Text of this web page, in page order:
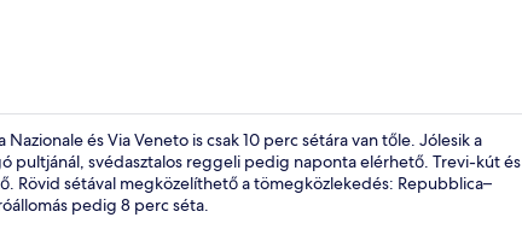
és Via Veneto is csak 10 perc sétára van tőle. Jólesik a
pultjánál, svédasztalos reggeli pedig naponta elérhető. Trevi-kút és
Rövid sétával megközelíthető a tömegközlekedés: Repubblica–
pedig 8 perc séta.